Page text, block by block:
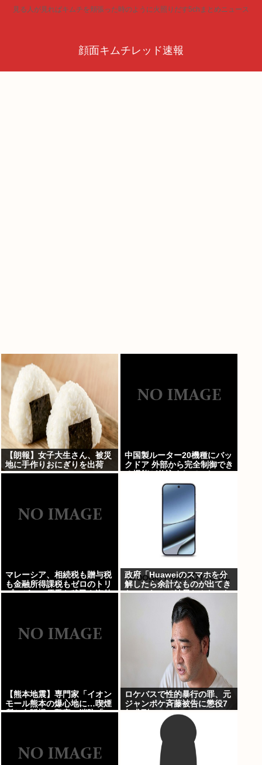
見る人が見ればキムチを頬張った時のように火照りだす5chまとめニュース
顔面キムチレッド速報
【朗報】女子大生さん、被災
地に手作りおにぎりを出荷
中国製ルーター20機種にバッ
クドア 外部から完全制御でき
マレーシア、相続税も贈与税
も金融所得課税もゼロのトリ
プルゼロで優秀な移民を海外
政府「Huaweiのスマホを分
解したら余計なものが出てき
た」これって結局なんだった
【熊本地震】専門家「イオン
モール熊本の爆心地に…喫煙
所と自販機」警察・消防「」
ロケバスで性的暴行の罪、元
ジャンポケ斉藤被告に懲役7